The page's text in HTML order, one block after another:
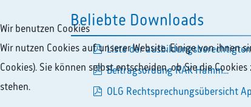
Beliebte Downloads
pdf
Liste der
pdf
Beitragsordung RAK Hamm...
OLG Rechtsprechungsübersicht
Wir benutzen Cookies
Wir nutzen Cookies auf unserer Website. Einige von ihnen
Cookies). Sie können selbst entscheiden, ob Sie die
stehen.